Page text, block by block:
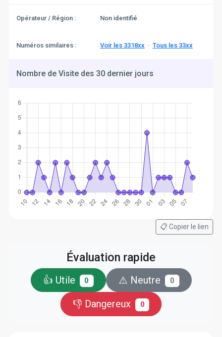
Opérateur / Région : Non identifié
Numéros similaires : Voir les 3318xx· Tous les 33xx
Nombre de Visite des 30 dernier jours
📋 Copier le lien
Évaluation rapide
👍 Utile 0 ⚠️ Neutre 0
👎 Dangereux 0